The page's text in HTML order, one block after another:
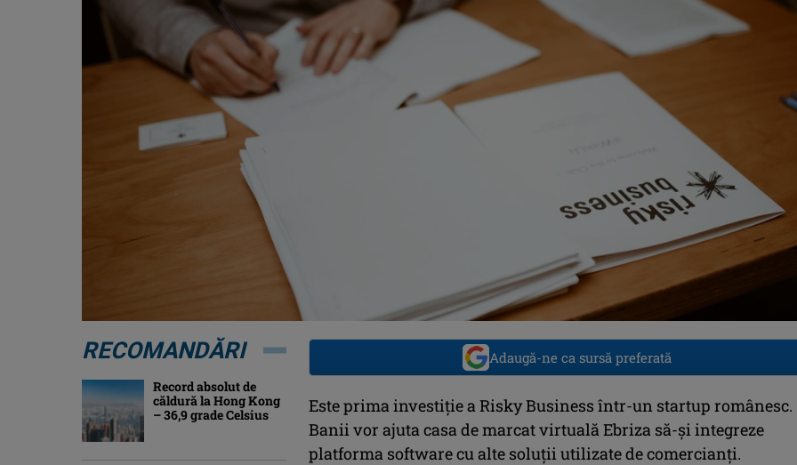
Adaugă-ne ca sursă preferată
Este prima investiţie a Risky Business într-un startup românesc.
Banii vor ajuta casa de marcat virtuală Ebriza să-şi integreze
platforma software cu alte soluţii utilizate de comercianţi.
RECOMANDĂRI
Record absolut de
căldură la Hong Kong
– 36,9 grade Celsius